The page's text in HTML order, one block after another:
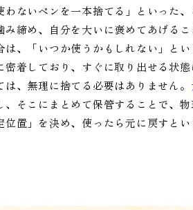
ないペンを一本捨てる」といった
締め、自分を大いに褒めてあげる
、「いつか使うかもしれない」と
着しており、すぐに取り出せる状態
、無理に捨てる必要はありません。
そこにまとめて保管することで、
置」を決め、使ったら元に戻すと